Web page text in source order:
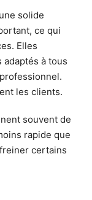
solide
ce qui
Elles
à tous
les clients.
souvent de
rapide que
certains